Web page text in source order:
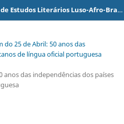
Metamorfoses - Revista de Estudos Literários Luso-Afro-Brasileiros
do 25 de Abril: 50 anos das
de língua oficial portuguesa
anos das independências dos países